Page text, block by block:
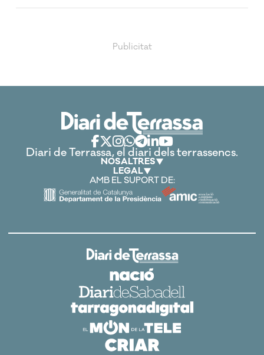
Diari de Terrassa, el diari dels terrassencs.
NOSALTRES
LEGAL
AMB EL SUPORT DE: